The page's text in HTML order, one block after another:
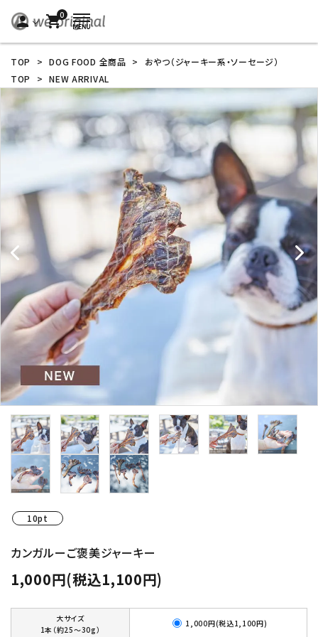
person 0
shopping_cart
TOP > DOG FOOD 全商品 >
おやつ（ジャーキー系・ソーセージ）
TOP
> NEW ARRIVAL
10pt
カンガルーご褒美ジャーキー
1,000円(税込1,100円)
大サイズ
1本（約25～30g）
1,000円(税込1,100円)